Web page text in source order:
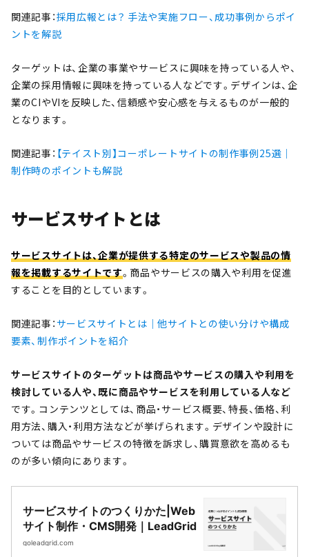
関連記事：採用広報とは？ 手法や実施フロー、成功事例からポイ
ントを解説
ターゲットは、企業の事業やサービスに興味を持っている人や、
企業の採用情報に興味を持っている人などです。デザインは、企
業のCIやVIを反映した、信頼感や安心感を与えるものが一般的
となります。
関連記事： 【テイスト別】コーポレートサイトの制作事例25選｜
制作時のポイントも解説
サービスサイトとは
サービスサイトは、企業が提供する特定のサービスや製品の情
報を掲載するサイトです。商品やサービスの購入や利用を促進
することを目的としています。
関連記事：サービスサイトとは｜他サイトとの使い分けや構成
要素、制作ポイントを紹介
サービスサイトのターゲットは商品やサービスの購入や利用を
検討している人や、既に商品やサービスを利用している人など
です。コンテンツとしては、商品・サービス概要、特長、価格、利
用方法、購入・利用方法などが挙げられます。デザインや設計に
ついては商品やサービスの特徴を訴求し、購買意欲を高めるも
のが多い傾向にあります。
サービスサイトのつくりかた|Web
サイト制作・CMS開発｜LeadGrid
goleadgrid.com